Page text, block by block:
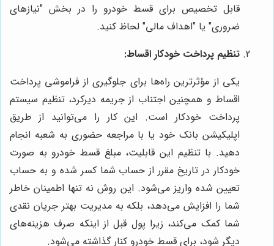
قابل تخصیص برای قسط خودرو را در بخش "نیازهای
ضروری" یا "اهداف مالی" لحاظ کنید.
تنظیم پرداخت خودکار اقساط:
یکی از مؤثرترین راه‌ها برای جلوگیری از فراموشی پرداخت
اقساط و همچنین اجتناب از جریمه دیرکرد، تنظیم سیستم
پرداخت خودکار است. این کار را می‌توانید از طریق
اپلیکیشن بانک خود یا با مراجعه حضوری به شعبه انجام
دهید. با تنظیم این قابلیت، مبلغ قسط خودرو به صورت
خودکار در تاریخ مقرر از حساب شما کسر شده و به حساب
تعیین شده واریز می‌شود. این روش نه تنها اطمینان خاطر
شما را افزایش می‌دهد، بلکه به مدیریت بهتر جریان نقدی
شما کمک می‌کند، زیرا پول قبل از اینکه صرف هزینه‌های
دیگر شود، برای قسط خودرو کنار گذاشته می‌شود.